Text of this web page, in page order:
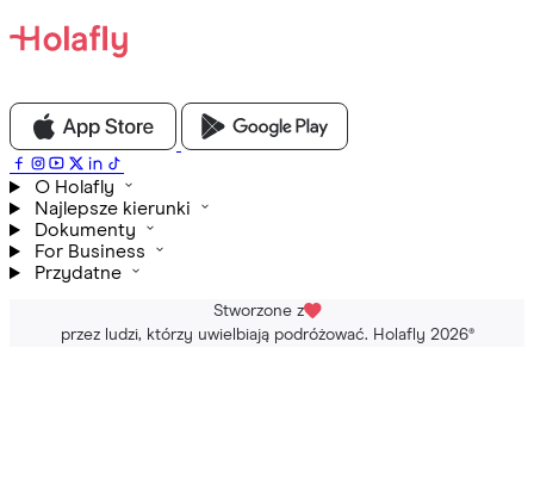
O Holafly
Najlepsze kierunki
Dokumenty
For Business
Przydatne
Stworzone z
przez ludzi, którzy uwielbiają podróżować. Holafly 2026®